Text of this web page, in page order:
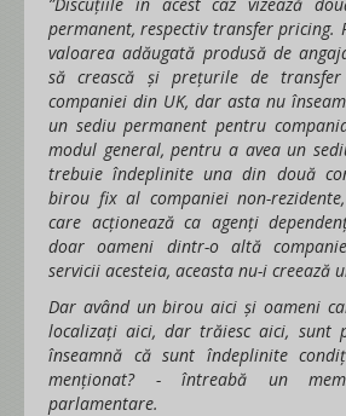
permanent, respectiv transfer pricing.
valoarea adăugată produsă de
să crească și prețurile de
companiei din UK, dar asta nu
un sediu permanent pentru
modul general, pentru a avea un
trebuie îndeplinite una din două
birou fix al companiei non-
care acționează ca agenți
doar oameni dintr-o altă
servicii acesteia, aceasta nu-i creează
Dar având un birou aici și oameni
localizați aici, dar trăiesc aici, sunt
înseamnă că sunt îndeplinite
menționat? - întreabă un
parlamentare.